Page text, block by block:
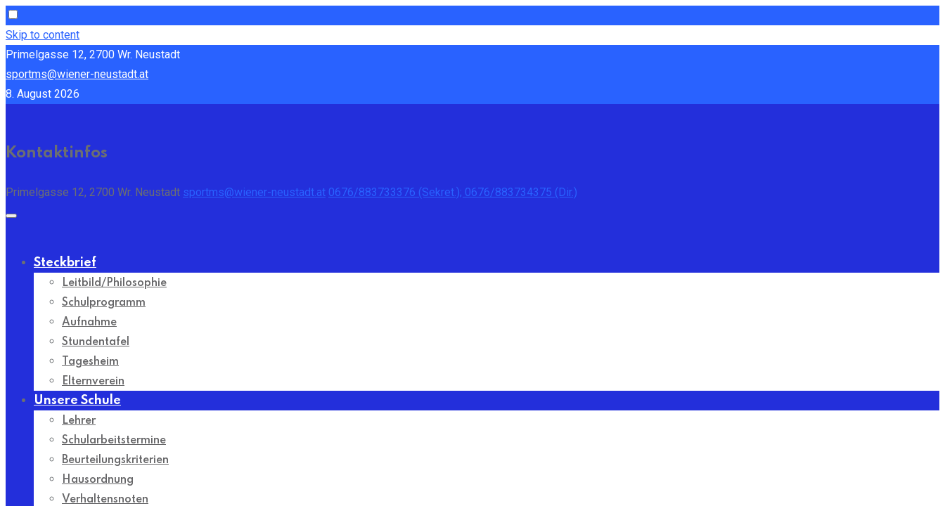
Skip to content
Primelgasse 12, 2700 Wr. Neustadt
sportms@wiener-neustadt.at
8. August 2026
Kontaktinfos
Primelgasse 12, 2700 Wr. Neustadt sportms@wiener-neustadt.at 0676/883733376 (Sekret.); 0676/883734375 (Dir.)
Steckbrief
Leitbild/Philosophie
Schulprogramm
Aufnahme
Stundentafel
Tagesheim
Elternverein
Unsere Schule
Lehrer
Schularbeitstermine
Beurteilungskriterien
Hausordnung
Verhaltensnoten